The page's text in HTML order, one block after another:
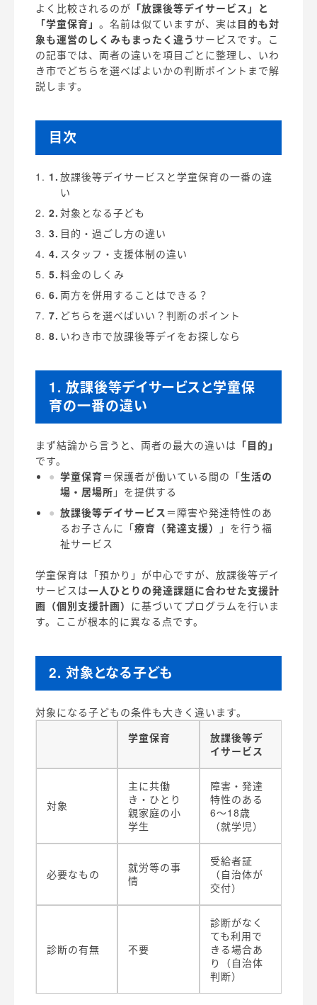
よく比較されるのが 「放課後等デイサービス」と
「学童保育」 。名前は似ていますが、実は 目的も対
象も運営のしくみもまったく違う サービスです。こ
の記事では、両者の違いを項目ごとに整理し、いわ
き市でどちらを選べばよいかの判断ポイントまで解
説します。
目次
放課後等デイサービスと学童保育の一番の違
い
対象となる子ども
目的・過ごし方の違い
スタッフ・支援体制の違い
料金のしくみ
両方を併用することはできる？
どちらを選べばいい？判断のポイント
いわき市で放課後等デイをお探しなら
1. 放課後等デイサービスと学童保
育の一番の違い
まず結論から言うと、両者の最大の違いは 「目的」
です。
学童保育＝保護者が働いている間の「生活の
場・居場所 」を提供する
放課後等デイサービス ＝障害や発達特性のあ
るお子さんに「療育（発達支援）
」を行う福
祉サービス
学童保育は「預かり」が中心ですが、放課後等デイ
サービスは一人ひとりの発達課題に合わせた支援計
画（個別支援計画） に基づいてプログラムを行いま
す。ここが根本的に異なる点です。
2. 対象となる子ども
対象になる子どもの条件も大きく違います。
学童保育
放課後等デ
イサービス
対象
主に共働
き・ひとり
親家庭の小
学生
障害・発達
特性のある
6〜18歳
（就学児）
必要なもの
就労等の事
情
受給者証
（自治体が
交付）
診断の有無 不要
診断がなく
ても利用で
きる場合あ
り（自治体
判断）